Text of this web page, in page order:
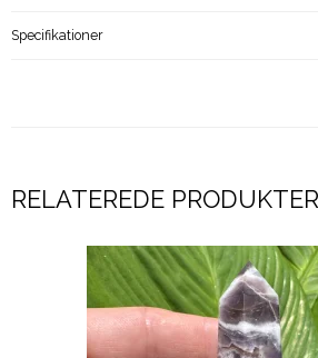
Specifikationer
RELATEREDE PRODUKTER